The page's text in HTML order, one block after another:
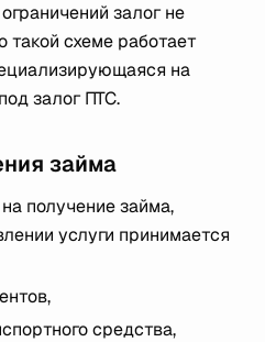
залог не
схеме работает
на
залог ПТС.
займа
получение займа,
услуги принимается
средства,